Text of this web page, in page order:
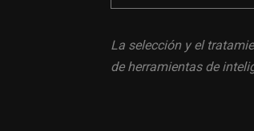
La selección y el
de herramientas de